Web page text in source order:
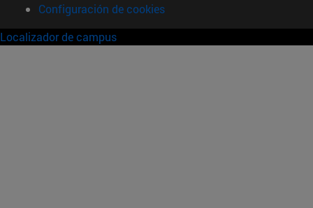
Configuración de cookies
Localizador de campus